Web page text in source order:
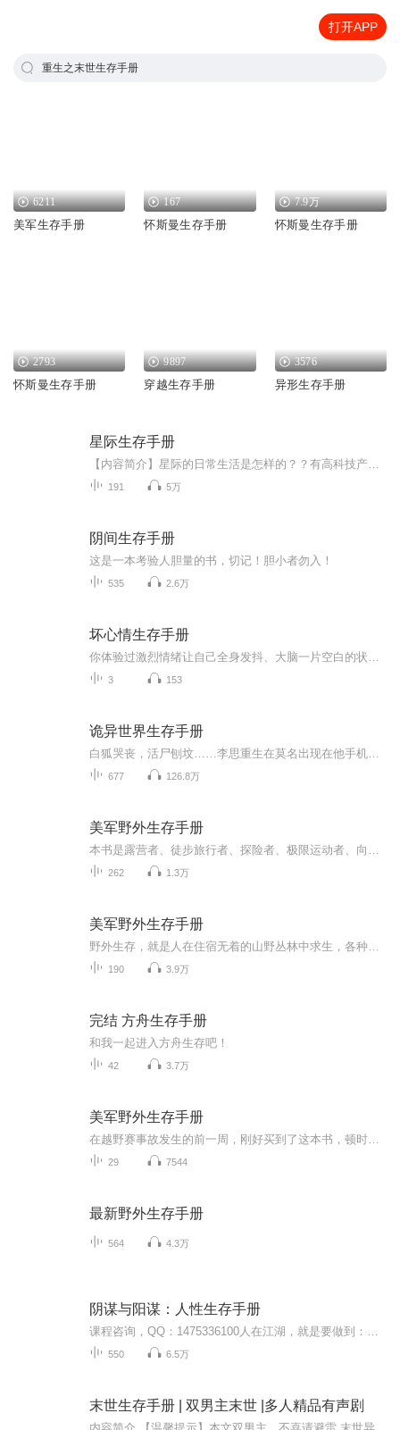
打开APP
重生之末世生存手册
6211
美军生存手册
167
怀斯曼生存手册
7.9万
怀斯曼生存手册
2793
怀斯曼生存手册
9897
穿越生存手册
3576
异形生存手册
星际生存手册
191 5万
阴间生存手册
这是一本考验人胆量的书，切记！胆小者勿入！
535 2.6万
坏心情生存手册
3 153
诡异世界生存手册
677 126.8万
美军野外生存手册
262 1.3万
美军野外生存手册
190 3.9万
完结 方舟生存手册
和我一起进入方舟生存吧！
42 3.7万
美军野外生存手册
29 7544
最新野外生存手册
564 4.3万
阴谋与阳谋：人性生存手册
550 6.5万
末世生存手册 | 双男主末世 |多人精品有声剧